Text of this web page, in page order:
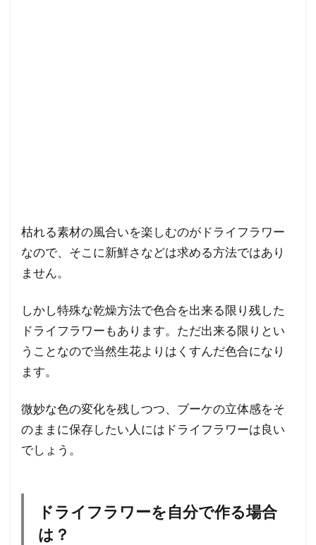
枯れる素材の風合いを楽しむのがドライフラワー
なので、そこに新鮮さなどは求める方法ではあり
ません。
しかし特殊な乾燥方法で色合を出来る限り残した
ドライフラワーもあります。ただ出来る限りとい
うことなので当然生花よりはくすんだ色合になり
ます。
微妙な色の変化を残しつつ、ブーケの立体感をそ
のままに保存したい人にはドライフラワーは良い
でしょう。
ドライフラワーを自分で作る場合
は？